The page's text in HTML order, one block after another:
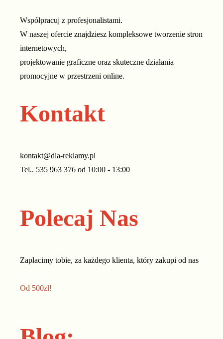
Współpracuj z profesjonalistami.
W naszej ofercie znajdziesz kompleksowe tworzenie stron
internetowych,
projektowanie graficzne oraz skuteczne działania
promocyjne w przestrzeni online.
Kontakt
kontakt@dla-reklamy.pl
Tel.. 535 963 376 od 10:00 - 13:00
Polecaj Nas
Zapłacimy tobie, za każdego klienta, który zakupi od nas
Od 500zł!